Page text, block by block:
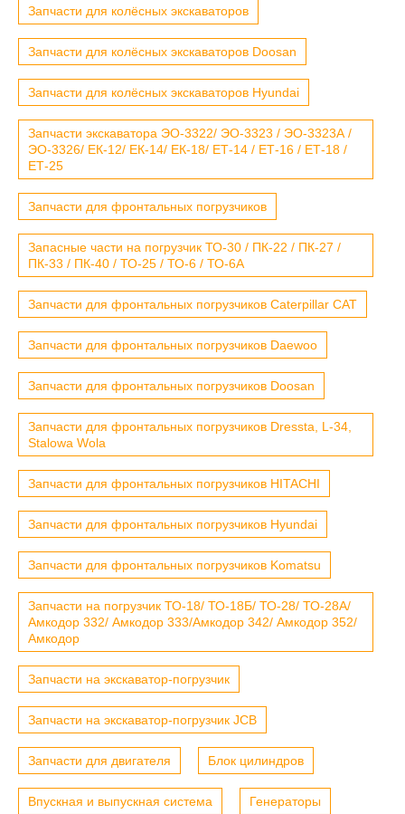
Запчасти для колёсных экскаваторов
Запчасти для колёсных экскаваторов Doosan
Запчасти для колёсных экскаваторов Hyundai
Запчасти экскаватора ЭО-3322/ ЭО-3323 / ЭО-3323А /
ЭО-3326/ ЕК-12/ ЕК-14/ ЕК-18/ ЕТ-14 / ЕТ-16 / ЕТ-18 /
ЕТ-25
Запчасти для фронтальных погрузчиков
Запасные части на погрузчик ТО-30 / ПК-22 / ПК-27 /
ПК-33 / ПК-40 / ТО-25 / ТО-6 / ТО-6А
Запчасти для фронтальных погрузчиков Caterpillar CAT
Запчасти для фронтальных погрузчиков Daewoo
Запчасти для фронтальных погрузчиков Doosan
Запчасти для фронтальных погрузчиков Dressta, L-34,
Stalowa Wola
Запчасти для фронтальных погрузчиков HITACHI
Запчасти для фронтальных погрузчиков Hyundai
Запчасти для фронтальных погрузчиков Komatsu
Запчасти на погрузчик ТО-18/ ТО-18Б/ ТО-28/ ТО-28А/
Амкодор 332/ Амкодор 333/Амкодор 342/ Амкодор 352/
Амкодор
Запчасти на экскаватор-погрузчик
Запчасти на экскаватор-погрузчик JCB
Запчасти для двигателя Блок цилиндров
Впускная и выпускная система Генераторы